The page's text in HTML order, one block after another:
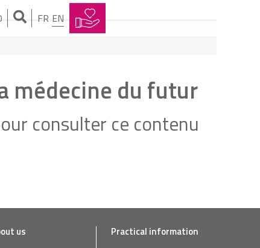
FR EN
médecine du futur
consulter ce contenu
us Practical information